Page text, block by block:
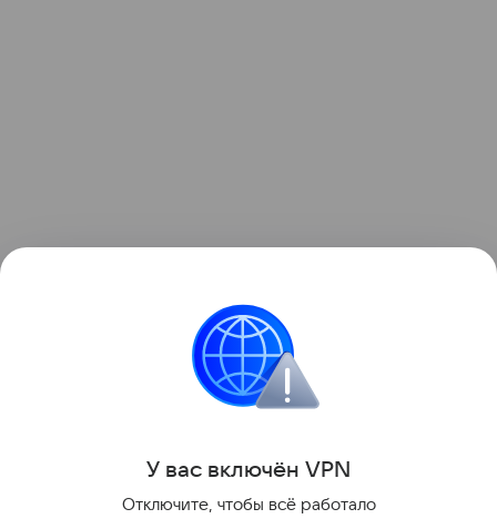
Поделиться
У вас включён VPN
Отключите, чтобы всё работало